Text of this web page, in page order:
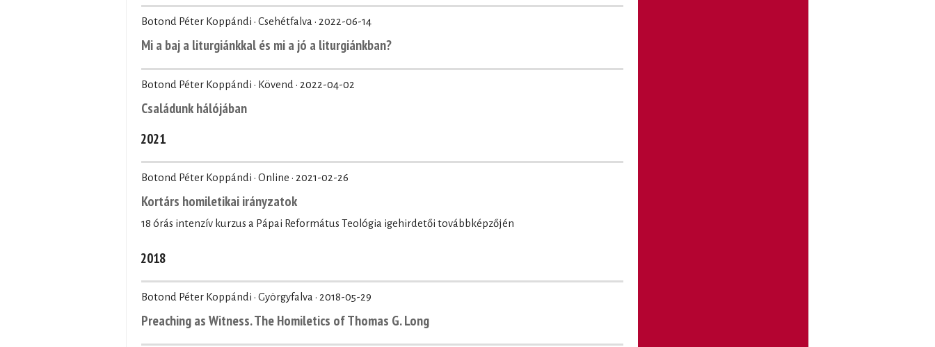
Botond Péter Koppándi · Csehétfalva · 2022-06-14
Mi a baj a liturgiánkkal és mi a jó a liturgiánkban?
Botond Péter Koppándi · Kövend · 2022-04-02
Családunk hálójában
2021
Botond Péter Koppándi · Online · 2021-02-26
Kortárs homiletikai irányzatok
18 órás intenzív kurzus a Pápai Református Teológia igehirdetői továbbképzőjén
2018
Botond Péter Koppándi · Györgyfalva · 2018-05-29
Preaching as Witness. The Homiletics of Thomas G. Long